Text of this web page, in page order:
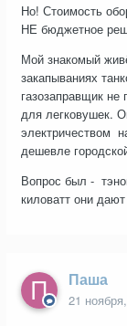
Но! Стоимость
НЕ бюджетное
Мой знакомый
закапываниях
газозаправщик
для легковушек.
электричеством
дешевле
Вопрос был -
киловатт они
Паша
21